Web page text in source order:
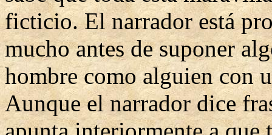
ficticio. El narrador está
mucho antes de suponer
hombre como alguien con
Aunque el narrador dice